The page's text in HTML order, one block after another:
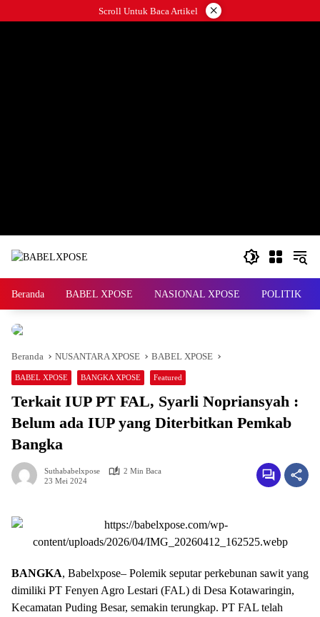
ke
Scroll Untuk Baca Artikel ×
Beranda BABEL XPOSE NASIONAL XPOSE POLITIK
Beranda NUSANTARA XPOSE BABEL XPOSE
BABEL XPOSE BANGKA XPOSE Featured
Terkait IUP PT FAL, Syarli Nopriansyah :
Belum ada IUP yang Diterbitkan Pemkab
Bangka
Suthababelxpose
2 Min Baca
23 Mei 2024
BANGKA, Babelxpose– Polemik seputar perkebunan sawit yang
dimiliki PT Fenyen Agro Lestari (FAL) di Desa Kotawaringin,
Kecamatan Puding Besar, semakin terungkap. PT FAL telah